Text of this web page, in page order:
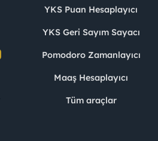
YKS Puan Hesaplayıcı
YKS Geri Sayım Sayacı
Pomodoro Zamanlayıcı
Maaş Hesaplayıcı
Tüm araçlar